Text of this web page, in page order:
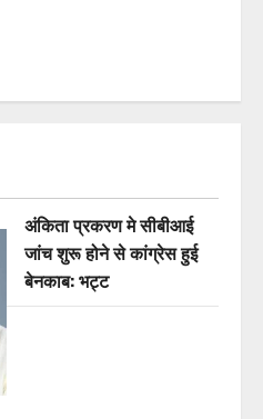
अंकिता प्रकरण मे सीबीआई
जांच शुरू होने से कांग्रेस हुई
बेनकाब: भट्ट